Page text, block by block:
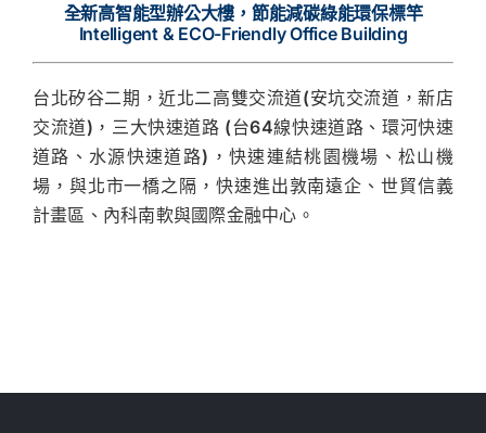
全新高智能型辦公大樓，節能減碳綠能環保標竿
Intelligent & ECO-Friendly Office Building
台北矽谷二期，近北二高雙交流道(安坑交流道，新店
交流道)，三大快速道路 (台64線快速道路、環河快速
道路、水源快速道路)，快速連結桃園機場、松山機
場，與北市一橋之隔，快速進出敦南遠企、世貿信義
計畫區、內科南軟與國際金融中心。